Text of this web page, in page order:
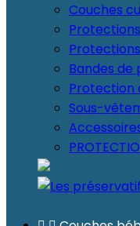
Couches
Bandes
Protection
Sous-